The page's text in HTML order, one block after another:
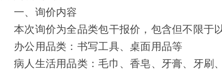
一、询价内容
本次询价为全品类包干报价，包含但不限于
办公用品类：书写工具、桌面用品等
病人生活用品类：毛巾、香皂、牙膏、牙刷